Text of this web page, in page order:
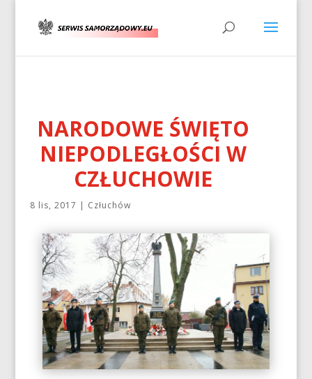
NARODOWE ŚWIĘTO
NIEPODLEGŁOŚCI W
CZŁUCHOWIE
8 lis, 2017 | Człuchów